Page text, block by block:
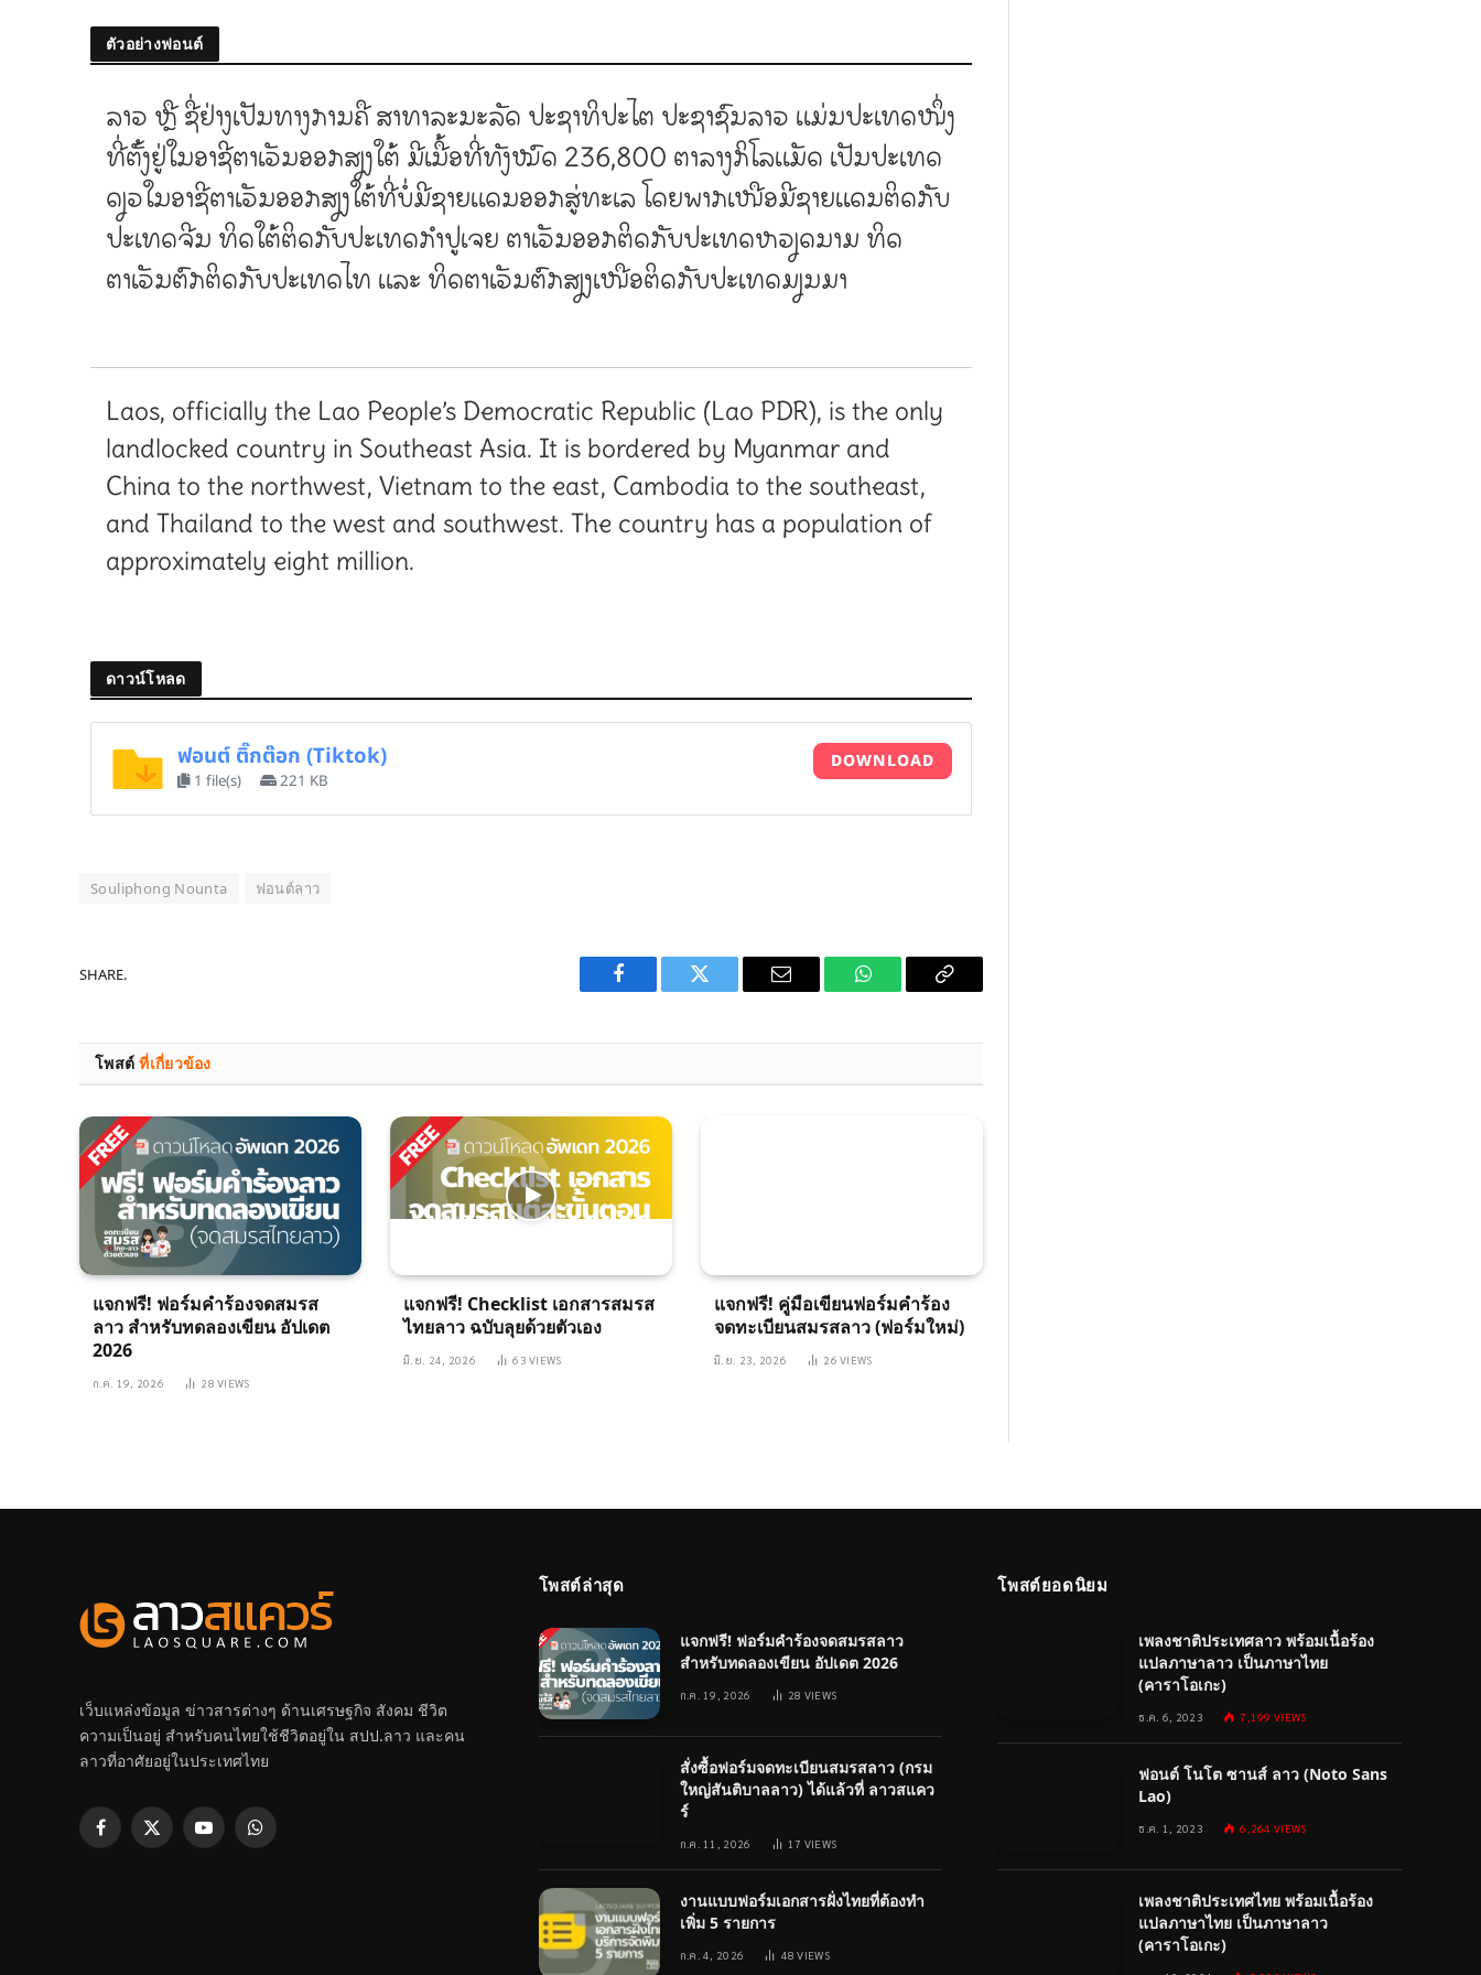
ตัวอย่างฟอนต์
ລາວ ຫຼື ຊື່ຢ່າງເປັນທາງການຄື ສາທາລະນະລັດ ປະຊາທິປະໄຕ ປະຊາຊົນລາວ ແມ່ນປະເທດໜຶ່ງ
ທີ່ຕັ້ງຢູ່ໃນອາຊີຕາເວັນອອກສຽງໃຕ້ ມີເນື້ອທີ່ທັງໝົດ 236,800 ຕາລາງກິໂລແມັດ ເປັນປະເທດ
ດຽວໃນອາຊີຕາເວັນອອກສຽງໃຕ້ທີ່ບໍ່ມີຊາຍແດນອອກສູ່ທະເລ ໂດຍພາກເໜືອມີຊາຍແດນຕິດກັບ
ປະເທດຈີນ ທິດໃຕ້ຕິດກັບປະເທດກຳປູເຈຍ ຕາເວັນອອກຕິດກັບປະເທດຫວຽດນາມ ທິດ
ຕາເວັນຕົກຕິດກັບປະເທດໄທ ແລະ ທິດຕາເວັນຕົກສຽງເໜືອຕິດກັບປະເທດມຽນມາ
Laos, officially the Lao People’s Democratic Republic (Lao PDR), is the only
landlocked country in Southeast Asia. It is bordered by Myanmar and
China to the northwest, Vietnam to the east, Cambodia to the southeast,
and Thailand to the west and southwest. The country has a population of
approximately eight million.
ดาวน์โหลด
ฟอนต์ ติ๊กต๊อก (Tiktok)
1 file(s) 221 KB
DOWNLOAD
Souliphong Nounta ฟอนต์ลาว
SHARE.
Facebook Twitter Email WhatsAppCopy
โพสต์ที่เกี่ยวข้อง
แจกฟรี! ฟอร์มคำร้องจดสมรส
ลาว สำหรับทดลองเขียน อัปเดต
2026
ก.ค. 19, 2026 28VIEWS
แจกฟรี! Checklist เอกสารสมรส
ไทยลาว ฉบับลุยด้วยตัวเอง
มิ.ย. 24, 2026 63VIEWS
แจกฟรี! คู่มือเขียนฟอร์มคำร้อง
จดทะเบียนสมรสลาว (ฟอร์มใหม่)
มิ.ย. 23, 2026 26VIEWS
เว็บแหล่งข้อมูล ข่าวสารต่างๆ ด้านเศรษฐกิจ สังคม ชีวิต
ความเป็นอยู่ สำหรับคนไทยใช้ชีวิตอยู่ใน สปป.ลาว และคน
ลาวที่อาศัยอยู่ในประเทศไทย
Facebook
X
YouTubeWhatsApp
โพสต์ล่าสุด
แจกฟรี! ฟอร์มคำร้องจดสมรสลาว
สำหรับทดลองเขียน อัปเดต 2026
ก.ค. 19, 2026 28 VIEWS
สั่งซื้อฟอร์มจดทะเบียนสมรสลาว (กรม
ใหญ่สันติบาลลาว) ได้แล้วที่ ลาวสแคว
ร์
ก.ค. 11, 2026 17 VIEWS
งานแบบฟอร์มเอกสารฝั่งไทยที่ต้องทำ
เพิ่ม 5 รายการ
ก.ค. 4, 2026 48VIEWS
โพสต์ยอดนิยม
เพลงชาติประเทศลาว พร้อมเนื้อร้อง
แปลภาษาลาว เป็นภาษาไทย
(คาราโอเกะ)
ธ.ค. 6, 2023 7,199VIEWS
ฟอนต์ โนโต ซานส์ ลาว (Noto Sans
Lao)
ธ.ค. 1, 2023 6,264VIEWS
เพลงชาติประเทศไทย พร้อมเนื้อร้อง
แปลภาษาไทย เป็นภาษาลาว
(คาราโอเกะ)